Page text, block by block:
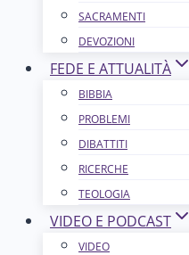
SACRAMENTI
DEVOZIONI
FEDE E ATTUALITÀ
BIBBIA
PROBLEMI
DIBATTITI
RICERCHE
TEOLOGIA
VIDEO E PODCAST
VIDEO